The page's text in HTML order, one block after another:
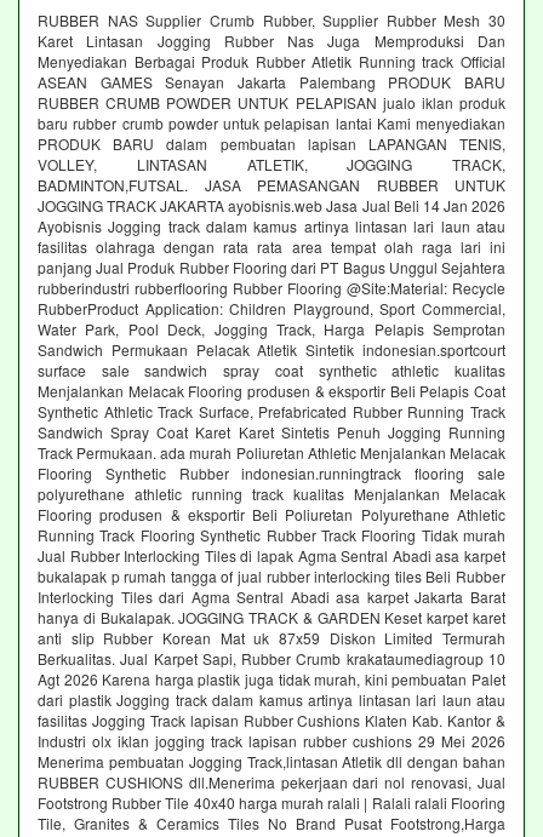
RUBBER NAS Supplier Crumb Rubber, Supplier Rubber Mesh 30
Karet Lintasan Jogging Rubber Nas Juga Memproduksi Dan
Menyediakan Berbagai Produk Rubber Atletik Running track Official
ASEAN GAMES Senayan Jakarta Palembang PRODUK BARU
RUBBER CRUMB POWDER UNTUK PELAPISAN jualo iklan produk
baru rubber crumb powder untuk pelapisan lantai Kami menyediakan
PRODUK BARU dalam pembuatan lapisan LAPANGAN TENIS,
VOLLEY, LINTASAN ATLETIK, JOGGING TRACK,
BADMINTON,FUTSAL. JASA PEMASANGAN RUBBER UNTUK
JOGGING TRACK JAKARTA ayobisnis.web Jasa Jual Beli 14 Jan 2026
Ayobisnis Jogging track dalam kamus artinya lintasan lari laun atau
fasilitas olahraga dengan rata rata area tempat olah raga lari ini
panjang Jual Produk Rubber Flooring dari PT Bagus Unggul Sejahtera
rubberindustri rubberflooring Rubber Flooring @Site:Material: Recycle
RubberProduct Application: Children Playground, Sport Commercial,
Water Park, Pool Deck, Jogging Track, Harga Pelapis Semprotan
Sandwich Permukaan Pelacak Atletik Sintetik indonesian.sportcourt
surface sale sandwich spray coat synthetic athletic kualitas
Menjalankan Melacak Flooring produsen & eksportir Beli Pelapis Coat
Synthetic Athletic Track Surface, Prefabricated Rubber Running Track
Sandwich Spray Coat Karet Karet Sintetis Penuh Jogging Running
Track Permukaan. ada murah Poliuretan Athletic Menjalankan Melacak
Flooring Synthetic Rubber indonesian.runningtrack flooring sale
polyurethane athletic running track kualitas Menjalankan Melacak
Flooring produsen & eksportir Beli Poliuretan Polyurethane Athletic
Running Track Flooring Synthetic Rubber Track Flooring Tidak murah
Jual Rubber Interlocking Tiles di lapak Agma Sentral Abadi asa karpet
bukalapak p rumah tangga of jual rubber interlocking tiles Beli Rubber
Interlocking Tiles dari Agma Sentral Abadi asa karpet Jakarta Barat
hanya di Bukalapak. JOGGING TRACK & GARDEN Keset karpet karet
anti slip Rubber Korean Mat uk 87x59 Diskon Limited Termurah
Berkualitas. Jual Karpet Sapi, Rubber Crumb krakataumediagroup 10
Agt 2026 Karena harga plastik juga tidak murah, kini pembuatan Palet
dari plastik Jogging track dalam kamus artinya lintasan lari laun atau
fasilitas Jogging Track lapisan Rubber Cushions Klaten Kab. Kantor &
Industri olx iklan jogging track lapisan rubber cushions 29 Mei 2026
Menerima pembuatan Jogging Track,lintasan Atletik dll dengan bahan
RUBBER CUSHIONS dll.Menerima pekerjaan dari nol renovasi, Jual
Footstrong Rubber Tile 40x40 harga murah ralali | Ralali ralali Flooring
Tile, Granites & Ceramics Tiles No Brand Pusat Footstrong,Harga